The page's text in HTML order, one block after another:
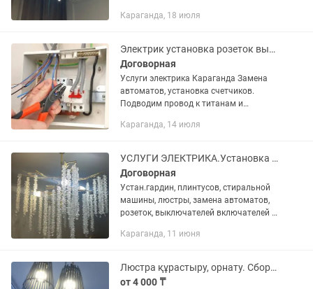
светодиодные ленты на прилавках и в
Караганда, 18 июля
Электрик установка розеток выключателей люстр
Договорная
Услуги электрика Караганда Замена
автоматов, установка счетчиков.
Подводим провод к титанам и
монтаж с нуля электропроводки в
Караганда, 14 июля
УСЛУГИ ЭЛЕКТРИКА.Установка титана,стир.машины,замена автомат, люстр, и тд
Договорная
Устан.гардин, плинтусов, стиральной
машины, люстры, замена автоматов,
розеток, выключателей включателей и
Караганда, 11 июня
Люстра құрастыру, орнату. Сборка и установка люстры.
от 4 000 ₸